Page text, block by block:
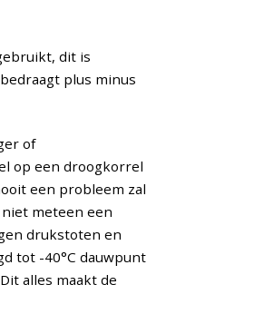
dit is
plus minus
of
op een droogkorrel
een probleem zal
meteen een
drukstoten en
tot -40°C dauwpunt
alles maakt de